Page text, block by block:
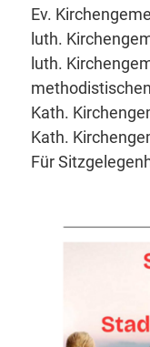
Ev.
luth.
luth.
Kath.
Kath.
Für